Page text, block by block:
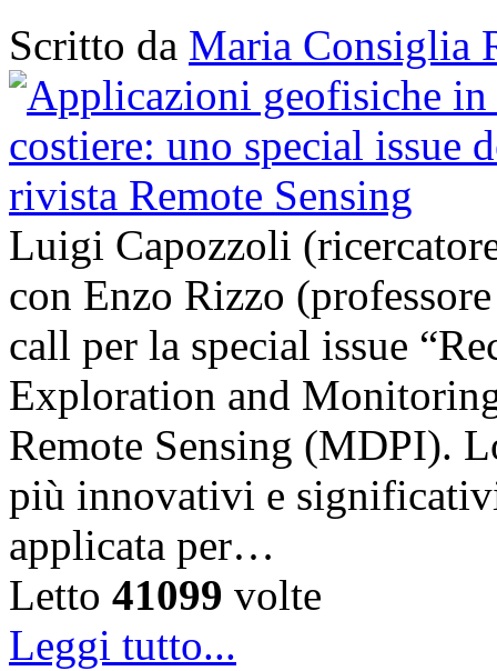
Scritto da Maria Consiglia
Luigi Capozzoli
con Enzo Rizzo
call per la special issue
Exploration and
Remote Sensing (MDPI).
più innovativi e
applicata per…
Letto 41099 volte
Leggi tutto...